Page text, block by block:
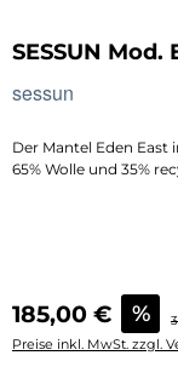
SESSUN Mod.
sessun
Der Mantel Eden East
65% Wolle und 35%
Verkaufspreis:
185,00 € %
Preise inkl. MwSt. zzgl.